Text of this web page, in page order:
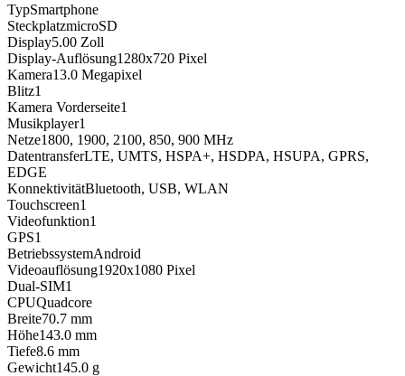
TypSmartphone
SteckplatzmicroSD
Display5.00 Zoll
Display-Auflösung1280x720 Pixel
Kamera13.0 Megapixel
Blitz1
Kamera Vorderseite1
Musikplayer1
Netze1800, 1900, 2100, 850, 900 MHz
DatentransferLTE, UMTS, HSPA+, HSDPA, HSUPA, GPRS,
EDGE
KonnektivitätBluetooth, USB, WLAN
Touchscreen1
Videofunktion1
GPS1
BetriebssystemAndroid
Videoauflösung1920x1080 Pixel
Dual-SIM1
CPUQuadcore
Breite70.7 mm
Höhe143.0 mm
Tiefe8.6 mm
Gewicht145.0 g